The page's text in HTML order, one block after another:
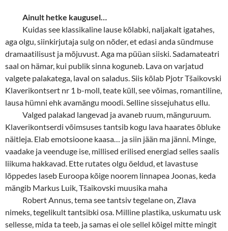
Ainult hetke kaugusel…
Kuidas see klassikaline lause kõlabki, naljakalt igatahes,
aga olgu, siinkirjutaja sulg on nõder, et edasi anda sündmuse
dramaatilisust ja mõjuvust. Aga ma püüan siiski. Sadamateatri
saal on hämar, kui publik sinna koguneb. Lava on varjatud
valgete palakatega, laval on saladus. Siis kõlab Pjotr Tšaikovski
Klaverikontsert nr 1 b-moll, teate küll, see võimas, romantiline,
lausa hümni ehk avamängu moodi. Selline sissejuhatus ellu.
Valged palakad langevad ja avaneb ruum, mänguruum.
Klaverikontserdi võimsuses tantsib kogu lava haarates õbluke
näitleja. Elab emotsioone kaasa… ja siin jään ma jänni. Minge,
vaadake ja veenduge ise, millised erilised energiad selles saalis
liikuma hakkavad. Ette rutates olgu öeldud, et lavastuse
lõppedes laseb Euroopa kõige noorem linnapea Joonas, keda
mängib Markus Luik, Tšaikovski muusika maha
Robert Annus, tema see tantsiv tegelane on, Zlava
nimeks, tegelikult tantsibki osa. Milline plastika, uskumatu usk
sellesse, mida ta teeb, ja samas ei ole sellel kõigel mitte mingit